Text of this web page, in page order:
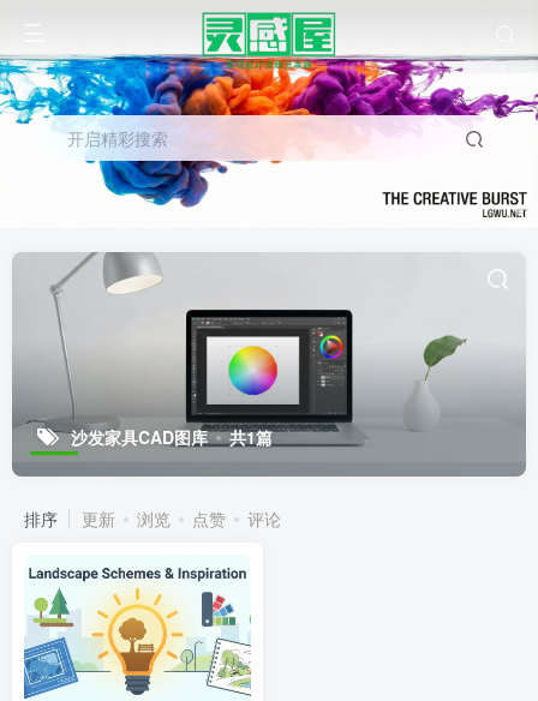
开启精彩搜索
沙发家具CAD图库 共1篇
排序 更新 浏览 点赞 评论